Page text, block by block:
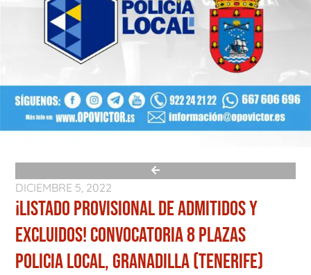
DICIEMBRE 5, 2022
¡LISTADO PROVISIONAL DE ADMITIDOS Y
EXCLUIDOS! CONVOCATORIA 8 PLAZAS
POLICIA LOCAL, GRANADILLA (TENERIFE)